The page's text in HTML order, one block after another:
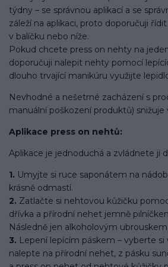
týdny – se správnou aplikací a se
záleží na aplikaci, proto doporučuji
v balíčku nebo níže.
Pokud chcete press on nehty na
doporučuji nalepit nehty pomocí
dlouho trvající manikúru využijte
Nevhodné a nešetrné zacházení s
manuální poškození produktů) snižuje
Aplikace press on nehtů:
Aplikace je jednoduchá a zvládnete ji
1. Umyjte si ruce saponátem na
krásně odmastí.
2. Zatlačte si nehtovou kůžičku
dřívka a přírodní nehet jemně
Následně jen alkoholovým
3. Lepení lepícím páskem – vyberte si
nalepte na přírodní nehet, z pásku